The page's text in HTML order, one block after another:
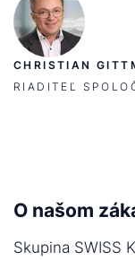
CHRISTIAN
RIADITEĽ
O našom
Skupina SWISS